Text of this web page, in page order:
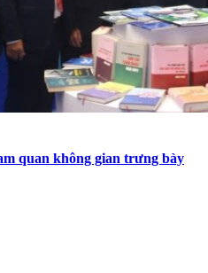
quan không gian trưng bày